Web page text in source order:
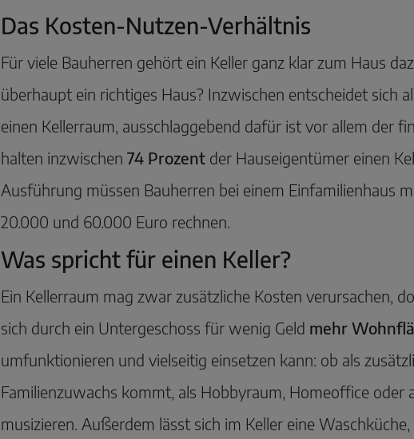
Das Kosten-Nutzen-Verhältnis
Für viele Bauherren gehört ein Keller ganz klar zum Haus
überhaupt ein richtiges Haus? Inzwischen entscheidet sich
einen Kellerraum, ausschlaggebend dafür ist vor allem der
halten inzwischen 74 Prozent der Hauseigentümer einen
Ausführung müssen Bauherren bei einem Einfamilienhaus
20.000 und 60.000 Euro rechnen.
Was spricht für einen Keller?
Ein Kellerraum mag zwar zusätzliche Kosten verursachen,
sich durch ein Untergeschoss für wenig Geld mehr
umfunktionieren und vielseitig einsetzen kann: ob als
Familienzuwachs kommt, als Hobbyraum, Homeoffice oder
musizieren. Außerdem lässt sich im Keller eine